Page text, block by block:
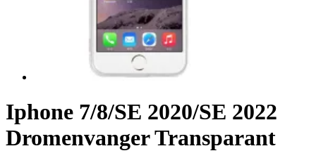
Iphone 7/8/SE 2020/SE 2022
Dromenvanger Transparant